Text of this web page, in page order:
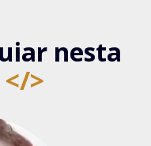
nesta
</>